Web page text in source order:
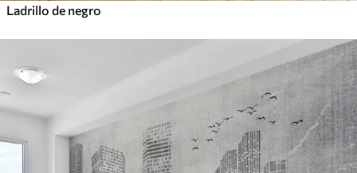
Ladrillo de negro